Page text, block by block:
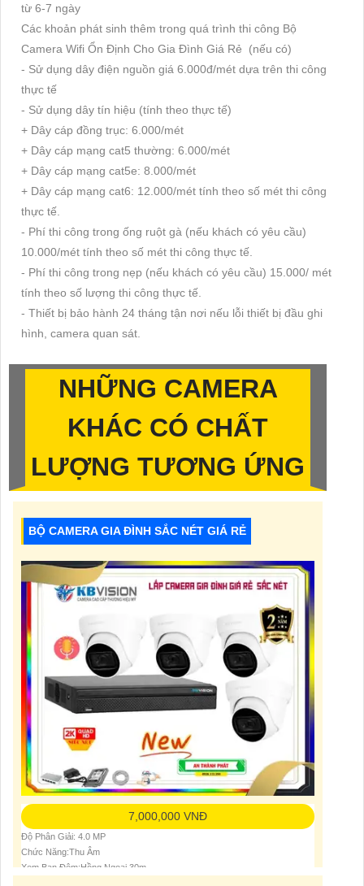
từ 6-7 ngày
Các khoản phát sinh thêm trong quá trình thi công Bộ
Camera Wifi Ổn Định Cho Gia Đình Giá Rẻ (nếu có)
- Sử dụng dây điện nguồn giá 6.000đ/mét dựa trên thi công
thực tế
- Sử dụng dây tín hiệu (tính theo thực tế)
+ Dây cáp đồng trục: 6.000/mét
+ Dây cáp mạng cat5 thường: 6.000/mét
+ Dây cáp mạng cat5e: 8.000/mét
+ Dây cáp mạng cat6: 12.000/mét tính theo số mét thi công
thực tế.
- Phí thi công trong ống ruột gà (nếu khách có yêu cầu)
10.000/mét tính theo số mét thi công thực tế.
- Phí thi công trong nẹp (nếu khách có yêu cầu) 15.000/ mét
tính theo số lượng thi công thực tế.
- Thiết bị bảo hành 24 tháng tận nơi nếu lỗi thiết bị đầu ghi
hình, camera quan sát.
NHỮNG CAMERA
KHÁC CÓ CHẤT
LƯỢNG TƯƠNG ỨNG
BỘ CAMERA GIA ĐÌNH SẮC NÉT GIÁ RẺ
7,000,000 VNĐ
Độ Phân Giải: 4.0 MP
Chức Năng:Thu Âm
Xem Ban Đêm:Hồng Ngoại 30m